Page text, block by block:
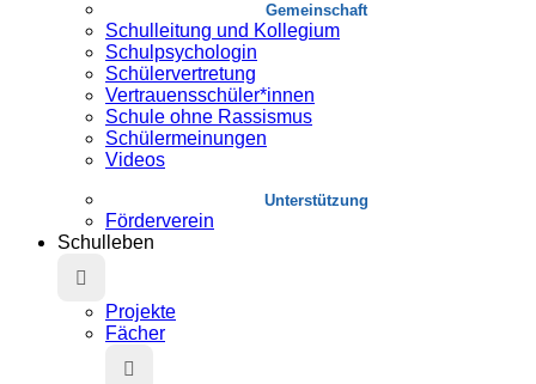
Gemeinschaft
Schulleitung und Kollegium
Schulpsychologin
Schülervertretung
Vertrauensschüler*innen
Schule ohne Rassismus
Schülermeinungen
Videos
Unterstützung
Förderverein
Schulleben
Projekte
Fächer